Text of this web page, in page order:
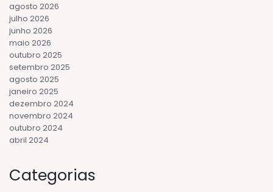
agosto 2026
julho 2026
junho 2026
maio 2026
outubro 2025
setembro 2025
agosto 2025
janeiro 2025
dezembro 2024
novembro 2024
outubro 2024
abril 2024
Categorias